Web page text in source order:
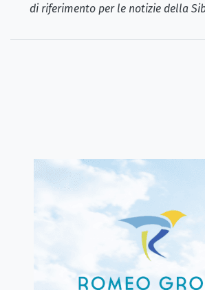
di riferimento per le notizie della